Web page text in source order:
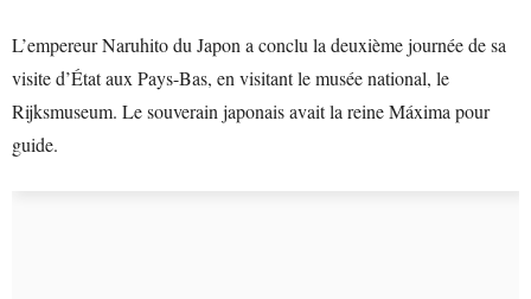
L’empereur Naruhito du Japon a conclu la deuxième journée de sa
visite d’État aux Pays-Bas, en visitant le musée national, le
Rijksmuseum. Le souverain japonais avait la reine Máxima pour
guide.